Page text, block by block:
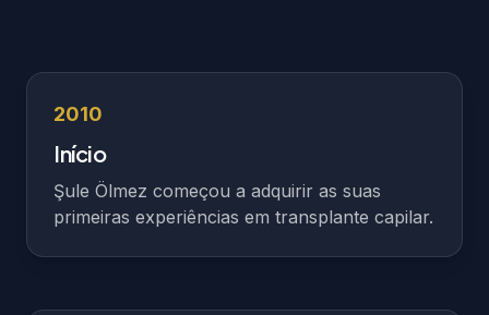
2010
Início
Şule Ölmez começou a adquirir as suas
primeiras experiências em transplante capilar.